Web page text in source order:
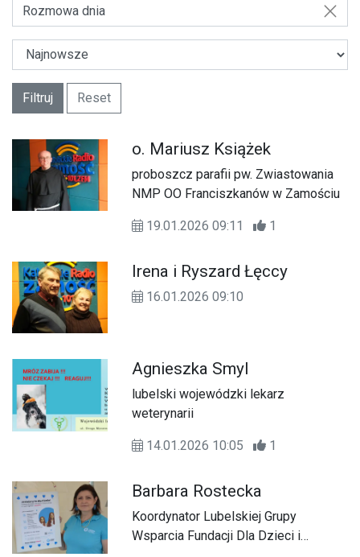
Rozmowa dnia
Filtruj Reset
o. Mariusz Książek
proboszcz parafii pw. Zwiastowania
NMP OO Franciszkanów w Zamościu
19.01.2026 09:11 1
Irena i Ryszard Łęccy
16.01.2026 09:10
Agnieszka Smyl
lubelski wojewódzki lekarz
weterynarii
14.01.2026 10:05 1
Barbara Rostecka
Koordynator Lubelskiej Grupy
Wsparcia Fundacji Dla Dzieci i